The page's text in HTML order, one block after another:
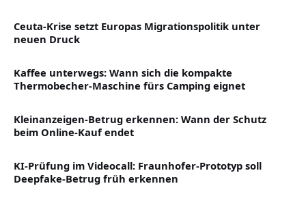
Ceuta-Krise setzt Europas Migrationspolitik unter
neuen Druck
Kaffee unterwegs: Wann sich die kompakte
Thermobecher-Maschine fürs Camping eignet
Kleinanzeigen-Betrug erkennen: Wann der Schutz
beim Online-Kauf endet
KI-Prüfung im Videocall: Fraunhofer-Prototyp soll
Deepfake-Betrug früh erkennen